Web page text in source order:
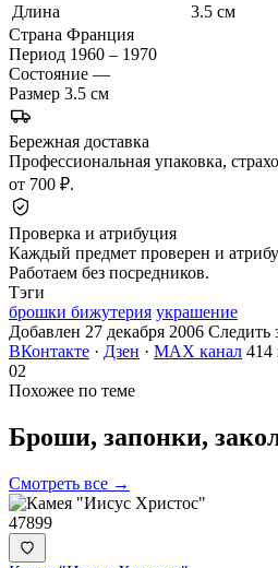
Длина
3.5 см
Страна Франция
Период 1960 – 1970
Состояние —
Размер 3.5 см
Бережная доставка
Профессиональная упаковка,
от 700 ₽.
Проверка и атрибуция
Каждый предмет проверен и
Работаем без посредников.
Тэги
брошки бижутерия украшение
Добавлен 27 декабря 2006 Следить
ВКонтакте · Дзен · MAX канал 414
02
Похожее по теме
Броши, запонки,
Смотреть все →
47899